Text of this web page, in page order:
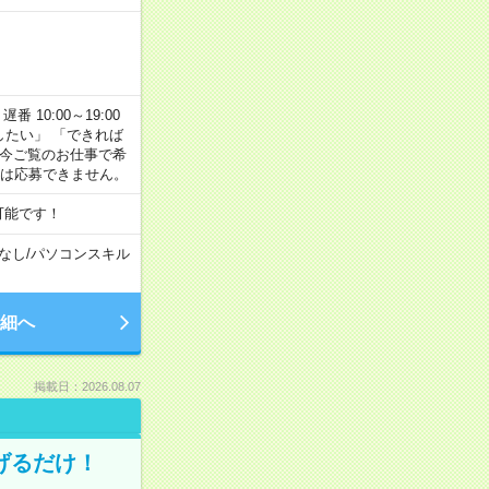
番 10:00～19:00
たい」 「できれば
ご覧のお仕事で希
応募できません。
です！
し/パソコンスキル
へ
掲載日：2026.08.07
だけ！